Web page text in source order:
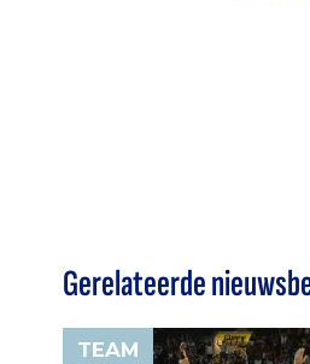
Gerelateerde
TEAM